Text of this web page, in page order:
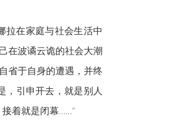
拉在家庭与社会生活中
在波谲云诡的社会大潮
省于自身的遭遇，并终
，引申开去，就是别人
着就是闭幕……”